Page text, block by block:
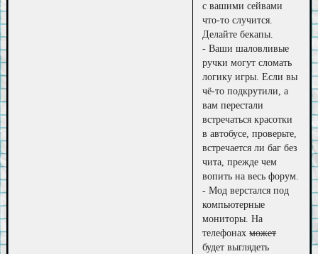
с вашими сейвами
что-то случится.
Делайте бекапы.
- Ваши шаловливые
ручки могут сломать
логику игры. Если вы
чё-то подкрутили, а
вам перестали
встречаться красотки
в автобусе, проверьте,
встречается ли баг без
чита, прежде чем
вопить на весь форум.
- Мод верстался под
компьютерные
мониторы. На
телефонахможет
будет выглядеть